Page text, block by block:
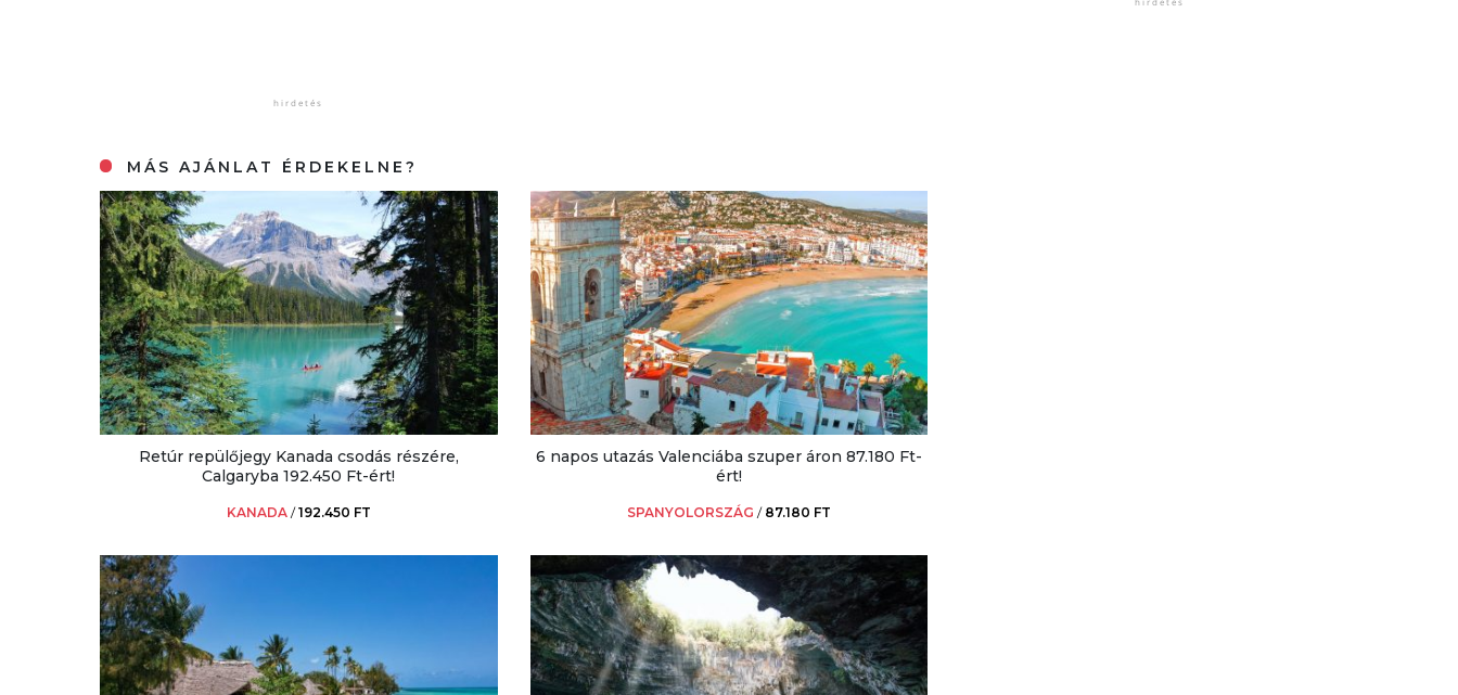
MÁS AJÁNLAT ÉRDEKELNE?
Retúr repülőjegy Kanada csodás részére,
Calgaryba 192.450 Ft-ért!
KANADA /192.450 FT
6 napos utazás Valenciába szuper áron 87.180 Ft-
ért!
SPANYOLORSZÁG / 87.180 FT